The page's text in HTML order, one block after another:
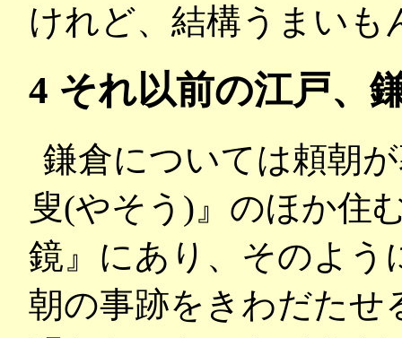
けれど、結構うまいも
4 それ以前の江戸、
鎌倉については頼朝
叟(やそう)』のほか住
鏡』にあり、そのよう
朝の事跡をきわだたせ